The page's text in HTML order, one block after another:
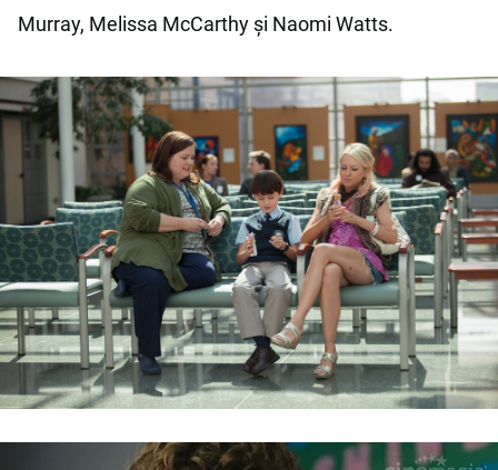
Murray, Melissa McCarthy și Naomi Watts.